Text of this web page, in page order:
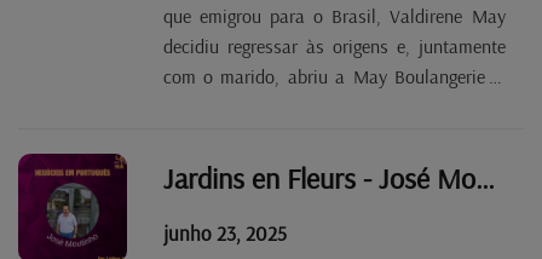
que emigrou para o Brasil, Valdirene May
decidiu regressar às origens e, juntamente
com o marido, abriu a May Boulangerie &
Apesar das dificuldades iniciais, Marcelo
Jardins en Fleurs - José Moutinho Tp. 2 Ep. 81
junho 23, 2025